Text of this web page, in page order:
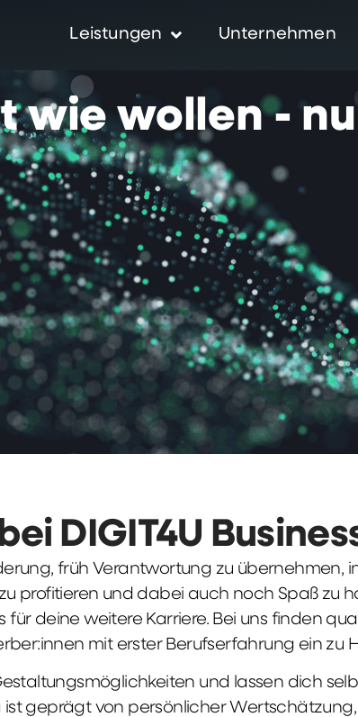
Leistungen Unternehmen
wie wollen -
DIGIT4U
früh Verantwortung zu übernehmen,
profitieren und dabei auch noch Spaß zu
für deine weitere Karriere. Bei uns finden
mit erster Berufserfahrung ein zu
und lassen dich
ist geprägt von persönlicher